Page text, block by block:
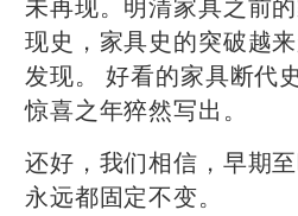
现史，家具史的突破越
发现。 好看的家具断代
惊喜之年猝然写出。
还好，我们相信，早期
永远都固定不变。